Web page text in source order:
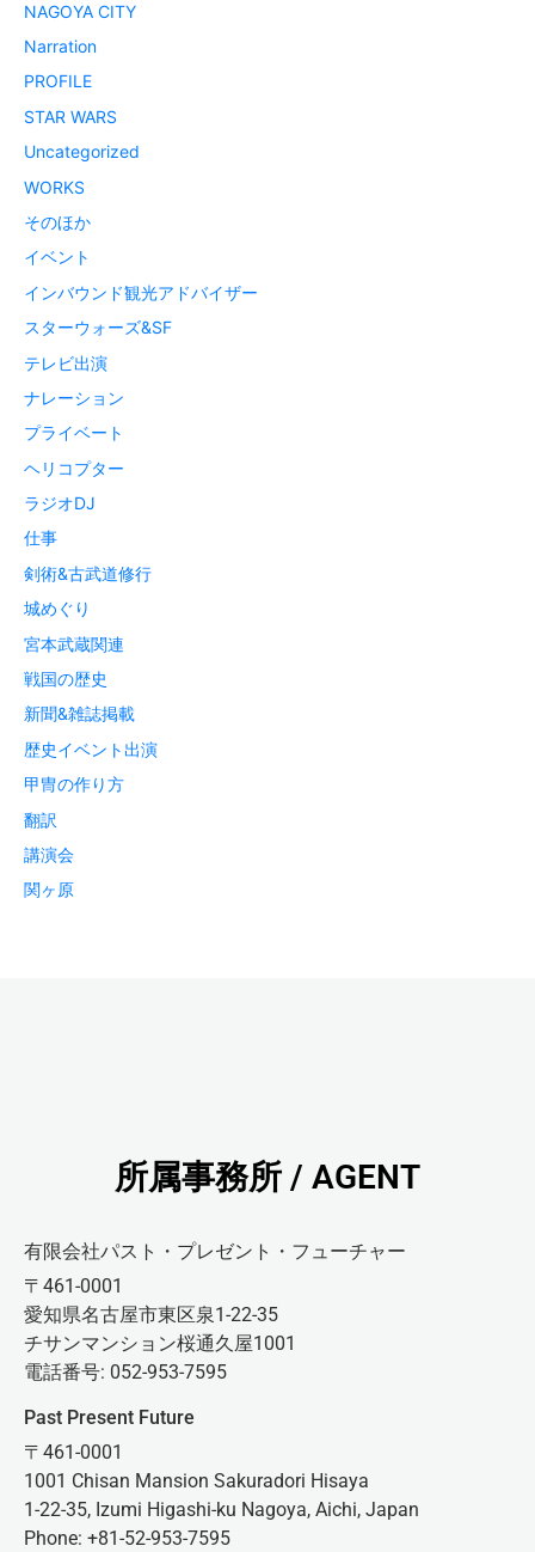
NAGOYA CITY
Narration
PROFILE
STAR WARS
Uncategorized
WORKS
そのほか
イベント
インバウンド観光アドバイザー
スターウォーズ&SF
テレビ出演
ナレーション
プライベート
ヘリコプター
ラジオDJ
仕事
剣術&古武道修行
城めぐり
宮本武蔵関連
戦国の歴史
新聞&雑誌掲載
歴史イベント出演
甲冑の作り方
翻訳
講演会
関ヶ原
所属事務所 / AGENT
有限会社パスト・プレゼント・フューチャー
〒461-0001
愛知県名古屋市東区泉1-22-35
チサンマンション桜通久屋1001
電話番号: 052-953-7595
Past Present Future
〒461-0001
1001 Chisan Mansion Sakuradori Hisaya
1-22-35, Izumi Higashi-ku Nagoya, Aichi, Japan
Phone: +81-52-953-7595